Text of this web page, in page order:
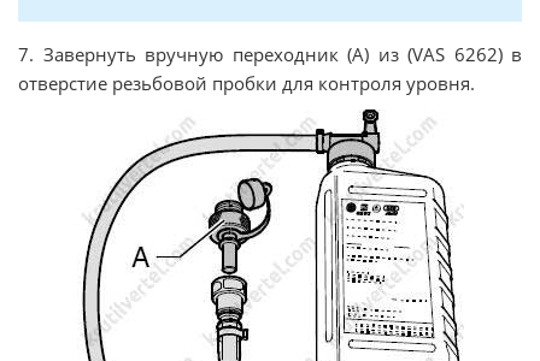
7. Завернуть вручную переходник (A) из (VAS 6262) в
отверстие резьбовой пробки для контроля уровня.